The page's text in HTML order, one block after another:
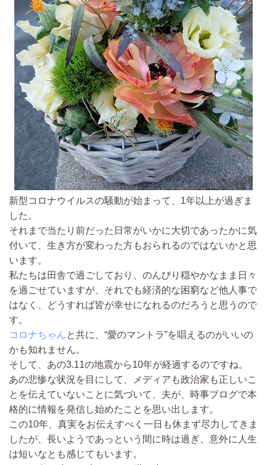
新型コロナウイルスの騒動が始まって、1年以上が過ぎま
した。
それまで当たり前だった日常がいかに大切であったかに気
付いて、生き方が変わった方もおられるのではないかと思
います。
私たちは田舎で過ごしており、のんびり穏やかなまま日々
を過ごせていますが、それでも経済的な困窮など他人事で
はなく、どうすれば皆が幸せになれるのだろうと思うので
す。
コロナちゃんと共に、“愛のマントラ”を唱えるのがいいの
かも知れません。
そして、あの3.11の地震から10年が経過するのですね。
あの悲惨な状況を目にして、メディアも政治家も正しいこ
とを伝えていないことに気づいて、夫が、時事ブログで本
格的に情報を発信し始めたことを思い出します。
この10年、真実をお伝えすべく一日も休まず尽力してきま
したが、長いようであっという間に時は過ぎ、意外に人生
は短いなとも感じてもいます。